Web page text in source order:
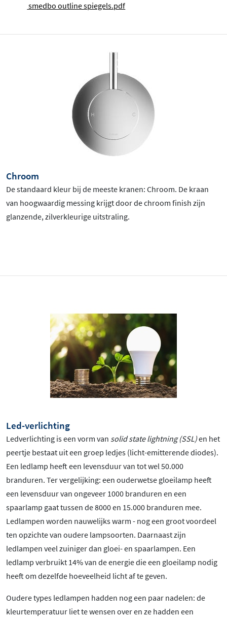
smedbo outline spiegels.pdf
Chroom
De standaard kleur bij de meeste kranen: Chroom. De kraan
van hoogwaardig messing krijgt door de chroom finish zijn
glanzende, zilverkleurige uitstraling.
Led-verlichting
Ledverlichting is een vorm van solid state lightning (SSL)en het
peertje bestaat uit een groep ledjes (licht-emitterende diodes).
Een ledlamp heeft een levensduur van tot wel 50.000
branduren. Ter vergelijking: een ouderwetse gloeilamp heeft
een levensduur van ongeveer 1000 branduren en een
spaarlamp gaat tussen de 8000 en 15.000 branduren mee.
Ledlampen worden nauwelijks warm - nog een groot voordeel
ten opzichte van oudere lampsoorten. Daarnaast zijn
ledlampen veel zuiniger dan gloei- en spaarlampen. Een
ledlamp verbruikt 14% van de energie die een gloeilamp nodig
heeft om dezelfde hoeveelheid licht af te geven.
Oudere types ledlampen hadden nog een paar nadelen: de
kleurtemperatuur liet te wensen over en ze hadden een